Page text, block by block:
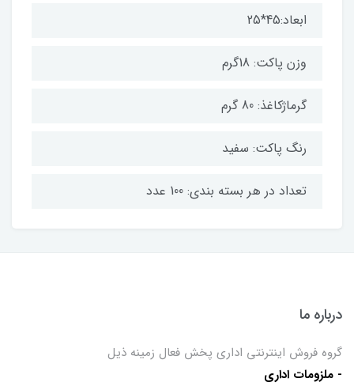
ابعاد:45*25
وزن پاکت: 18گرم
گرماژکاغذ: 80 گرم
رنگ پاکت: سفید
تعداد در هر بسته بندی: 100 عدد
درباره ما
گروه فروش اینترنتی اداری پخش فعال زمینه ذیل
- ملزومات اداری